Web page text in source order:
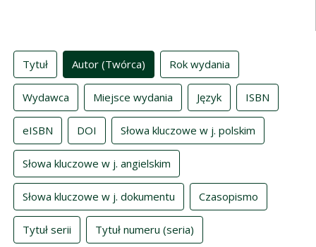
Indeksy
Tytuł Autor (Twórca) Rok wydania
Wydawca Miejsce wydania Język ISBN
eISBN DOI Słowa kluczowe w j. polskim
Słowa kluczowe w j. angielskim
Słowa kluczowe w j. dokumentu Czasopismo
Tytuł serii Tytuł numeru (seria)